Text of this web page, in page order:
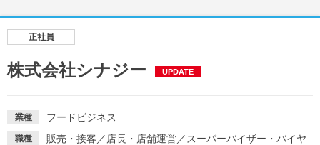
採用情報を探す
正社員
株式会社シナジー UPDATE
業種 フードビジネス
職種 販売・接客 ／ 店長・店舗運営／ スーパーバイザー・バイヤ